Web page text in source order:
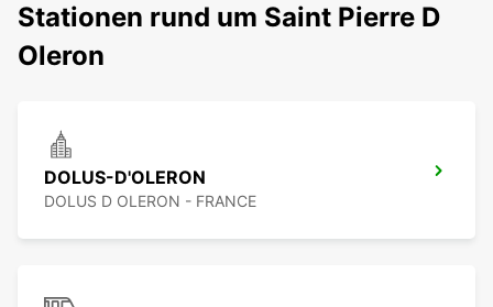
Stationen rund um Saint Pierre D
Oleron
DOLUS-D'OLERON
DOLUS D OLERON - FRANCE